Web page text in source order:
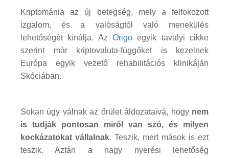
Kriptománia az új betegség, mely a felfokozott
izgalom, és a valóságtól való menekülés
lehetőségét kínálja. Az Origo egyik tavalyi cikke
szerint már kriptovaluta-függőket is kezelnek
Európa egyik vezető rehabilitációs klinikáján
Skóciában.
Sokan úgy válnak az őrület áldozataivá, hogy nem
is tudják pontosan miről van szó, és milyen
kockázatokat vállalnak. Teszik, mert mások is ezt
teszik. Aztán a nagy nyerési lehetőség